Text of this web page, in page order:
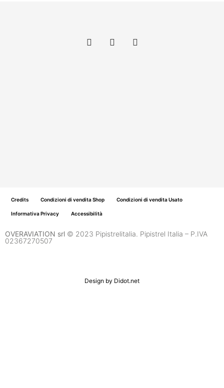
OVERAVIATION srl © 2023 Pipistrelitalia. Pipistrel Italia – P.IVA
02367270507
Credits Condizioni di vendita Shop Condizioni di vendita Usato
Informativa Privacy Accessibilità
Design by Didot.net